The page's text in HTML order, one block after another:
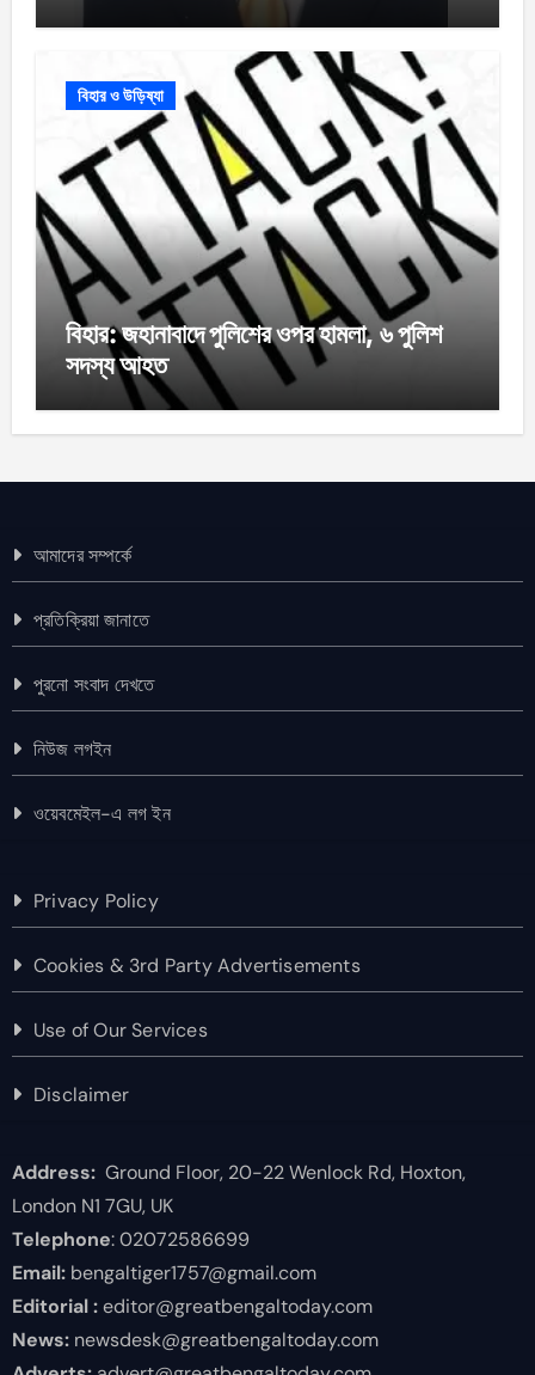
বিহার ও উড়িষ্যা
বিহার: জহানাবাদে পুলিশের ওপর হামলা, ৬ পুলিশ
সদস্য আহত
আমাদের সম্পর্কে
প্রতিক্রিয়া জানাতে
পুরনো সংবাদ দেখতে
নিউজ লগইন
ওয়েবমেইল-এ লগ ইন
Privacy Policy
Cookies & 3rd Party Advertisements
Use of Our Services
Disclaimer
Address:Ground Floor, 20-22 Wenlock Rd, Hoxton,
London N1 7GU, UK
Telephone: 02072586699
Email:bengaltiger1757@gmail.com
Editorial :editor@greatbengaltoday.com
News:newsdesk@greatbengaltoday.com